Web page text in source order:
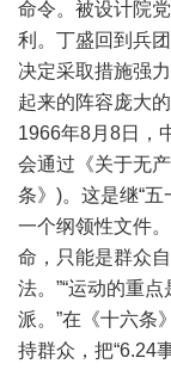
命令。被设计院
利。丁盛回到兵
决定采取措施强
起来的阵容庞大
1966年8月8日，
会通过《关于无
条》)。这是继“
一个纲领性文件
命，只能是群众
法。”“运动的重
派。”在《十六条
持群众，把“6.24